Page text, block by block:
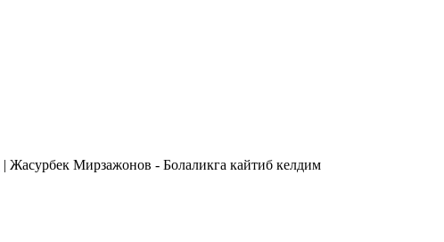
| Жасурбек Мирзажонов - Болаликга кайтиб келдим